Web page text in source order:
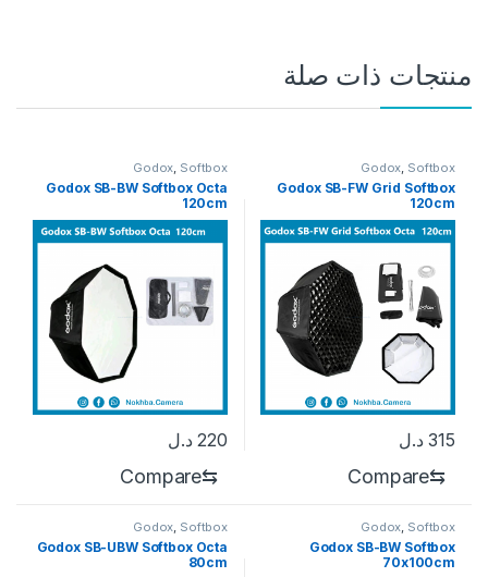
منتجات ذات صلة
Godox, Softbox
Godox SB-FW Grid Softbox
120cm
315 د.ل
⇆
Compare
Godox, Softbox
Godox SB-BW Softbox Octa
120cm
220 د.ل
⇆
Compare
Godox Softbox
Godox SB-BW Softbox
70x100cm
Godox Softbox
Godox SB-UBW Softbox Octa
80cm